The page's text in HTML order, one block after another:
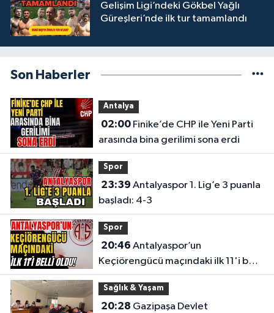
Gelişim Ligi’ndeki Gökbel Yağlı
Güreşleri’nde ilk tur tamamlandı
Son Haberler
Antalya
02:00Finike’de CHP ile Yeni Parti
arasında bina gerilimi sona erdi
Spor
23:39
başladı: 4-3
Spor
20:46
Keçiörengücü maçındaki ilk 11'i belli
oldu!
Sağlık & Yaşam
20:28